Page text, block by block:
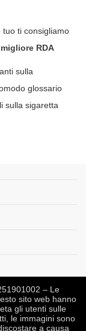
tuo ti consigliamo
RDA
sulla
glossario
sulla sigaretta
– Le
sito web hanno
gli utenti sulle
le immagini sono
a causa